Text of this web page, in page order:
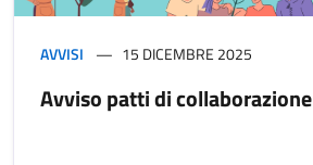
AVVISI 15 DICEMBRE 2025
Avviso patti di collaborazione